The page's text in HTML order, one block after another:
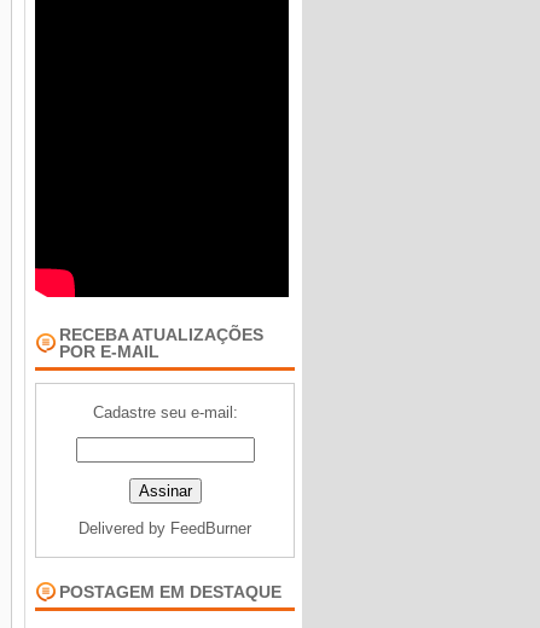
RECEBA ATUALIZAÇÕES
POR E-MAIL
Cadastre seu e-mail:
Delivered by FeedBurner
POSTAGEM EM DESTAQUE